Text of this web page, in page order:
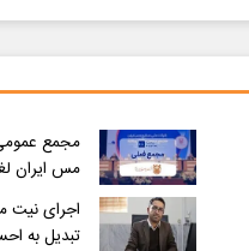
مجمع
مس ایران
اجرای نیت
تبدیل به